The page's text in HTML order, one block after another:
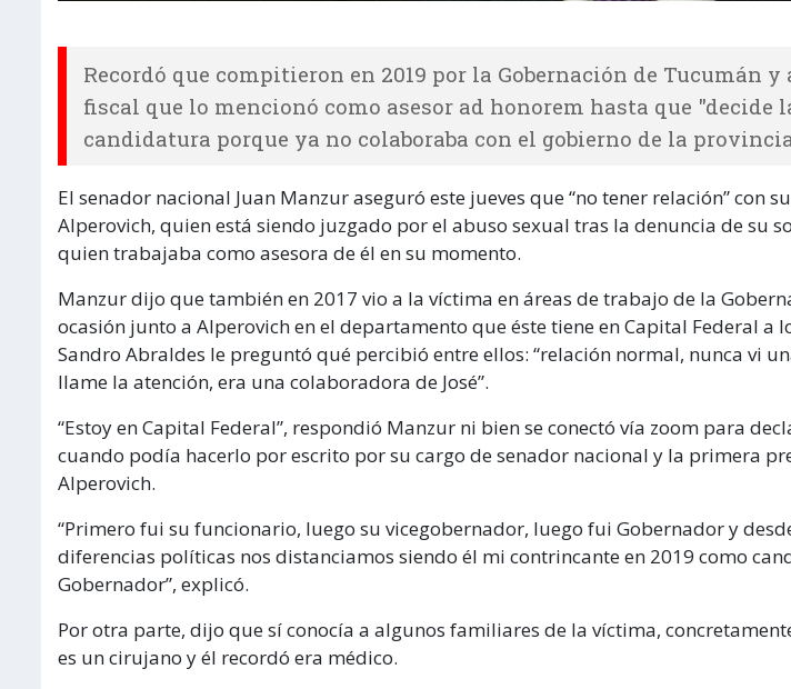
Recordó que compitieron en 2019 por la Gobernación de Tucumán y
fiscal que lo mencionó como asesor ad honorem hasta que "decide
candidatura porque ya no colaboraba con el gobierno de la
El senador nacional Juan Manzur aseguró este jueves que “no tener relación” con
Alperovich, quien está siendo juzgado por el abuso sexual tras la denuncia de su
quien trabajaba como asesora de él en su momento.
Manzur dijo que también en 2017 vio a la víctima en áreas de trabajo de la
ocasión junto a Alperovich en el departamento que éste tiene en Capital Federal a
Sandro Abraldes le preguntó qué percibió entre ellos: “relación normal, nunca vi
llame la atención, era una colaboradora de José”.
“Estoy en Capital Federal”, respondió Manzur ni bien se conectó vía zoom para
cuando podía hacerlo por escrito por su cargo de senador nacional y la primera
Alperovich.
“Primero fui su funcionario, luego su vicegobernador, luego fui Gobernador y
diferencias políticas nos distanciamos siendo él mi contrincante en 2019 como
Gobernador”, explicó.
Por otra parte, dijo que sí conocía a algunos familiares de la víctima,
es un cirujano y él recordó era médico.